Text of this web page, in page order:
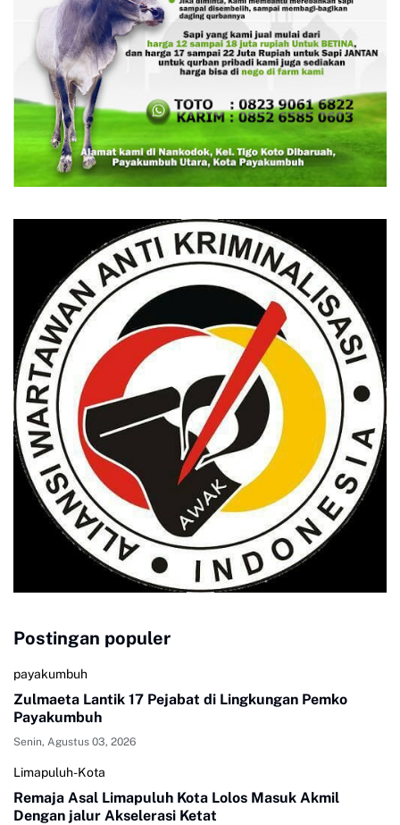
Postingan populer
payakumbuh
Zulmaeta Lantik 17 Pejabat di Lingkungan Pemko
Payakumbuh
Senin, Agustus 03, 2026
Limapuluh-Kota
Remaja Asal Limapuluh Kota Lolos Masuk Akmil
Dengan jalur Akselerasi Ketat